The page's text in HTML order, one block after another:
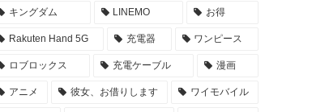
キングダム LINEMO お得
Rakuten Hand 5G 充電器 ワンピース
ロブロックス 充電ケーブル 漫画
アニメ 彼女、お借りします ワイモバイル